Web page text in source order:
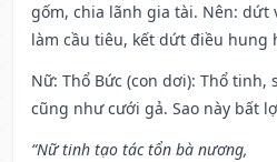
gốm, chia lãnh gia tài. Nên: dứt
làm cầu tiêu, kết dứt điều hung
Nữ: Thổ Bức (con dơi): Thổ tinh,
cũng như cưới gả. Sao này bất
“Nữ tinh tạo tác tổn bà nương,